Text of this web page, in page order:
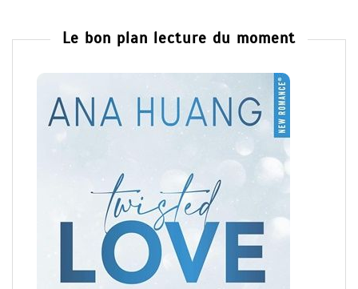
Le bon plan lecture du moment